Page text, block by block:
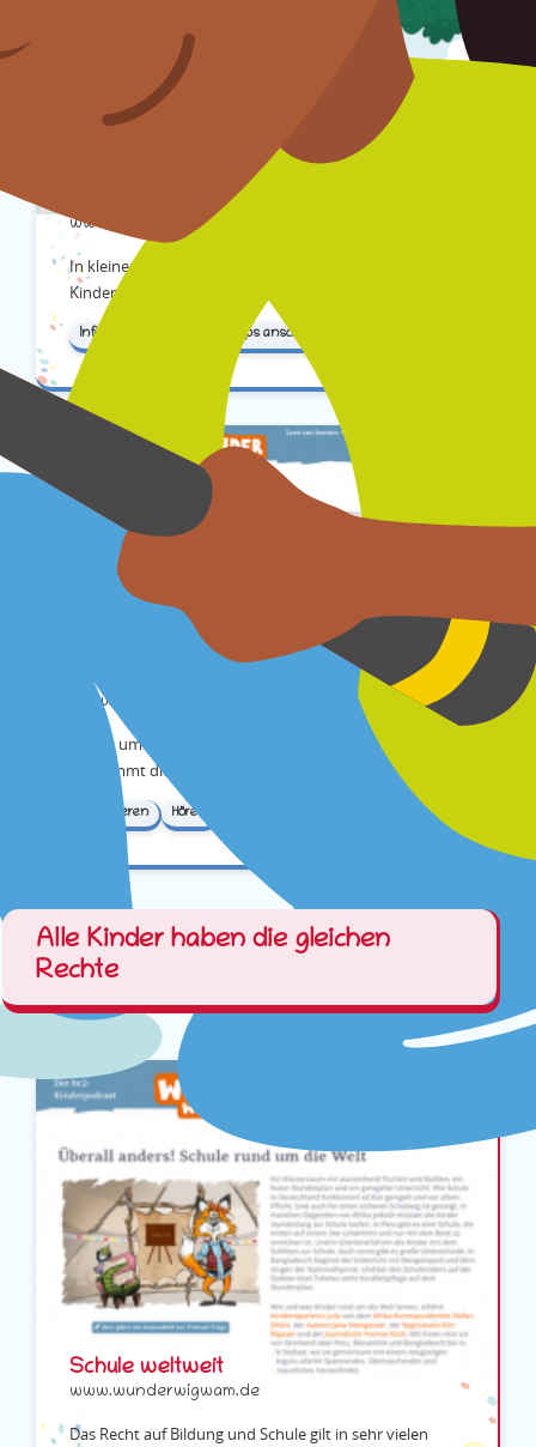
www.kinder-ministerium.de
In kleinen Filmen und Hörbeiträgen stellt dir das
Kinder-Ministerium einige deiner Rechte vor.
Informieren Clips anschauen
Podcast "Kinder haben Rechte"
www.wunderwigwam.de
Wie es um die Kinderrechte in Deutschland bestellt ist,
das nimmt dieser Hör-Podcast genauer unter die Lupe.
Informieren Hören
Alle Kinder haben die gleichen
Rechte
Schule weltweit
www.wunderwigwam.de
Das Recht auf Bildung und Schule gilt in sehr vielen